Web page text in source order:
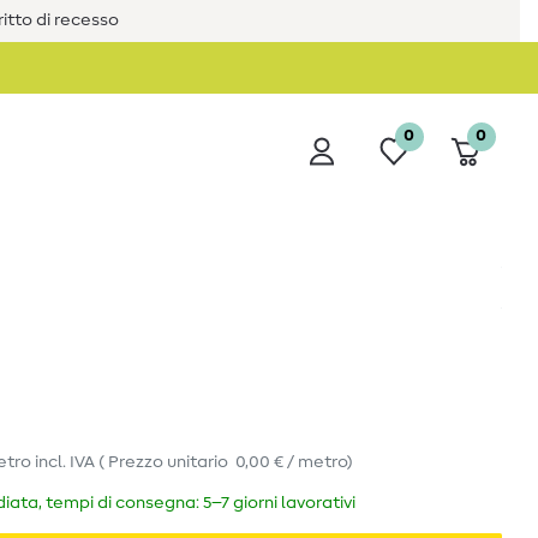
di recesso
0 0
incl. IVA ( Prezzo unitario 0,00 € / metro)
tempi di consegna: 5–7 giorni lavorativi